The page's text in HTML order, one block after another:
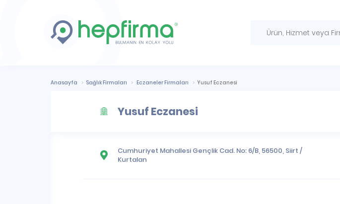
Anasayfa Sağlık Firmaları Eczaneler Firmaları Yusuf Eczanesi
Yusuf Eczanesi
Cumhuriyet Mahallesi Gençlik Cad. No: 6/B, 56500, Siirt /
Kurtalan